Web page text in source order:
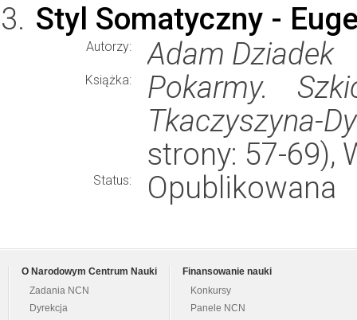
Styl Somatyczny -
Autorzy: Adam Dziadek
Książka:
Pokarmy.
Tkaczyszyna-
strony: 57-69),
Status: Opublikowana
O Narodowym Centrum Nauki
Zadania NCN
Dyrekcja
Finansowanie nauki
Konkursy
Panele NCN